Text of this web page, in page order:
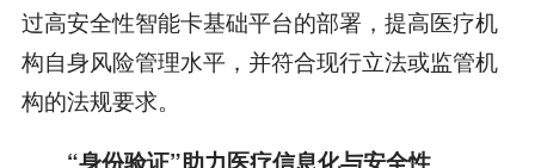
过高安全性智能卡基础平台的部署，提高医疗机
构自身风险管理水平，并符合现行立法或监管机
构的法规要求。
“身份验证”助力医疗信息化与安全性